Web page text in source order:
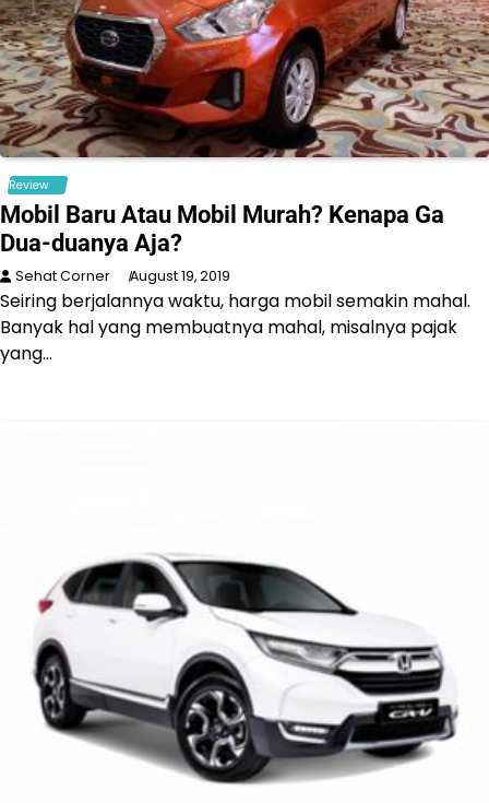
Review
Mobil Baru Atau Mobil Murah? Kenapa Ga
Dua-duanya Aja?
Sehat Corner August 19, 2019
Seiring berjalannya waktu, harga mobil semakin mahal.
Banyak hal yang membuatnya mahal, misalnya pajak
yang…